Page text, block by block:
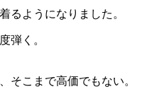
るようになりました。
弾く。
そこまで高価でもない。